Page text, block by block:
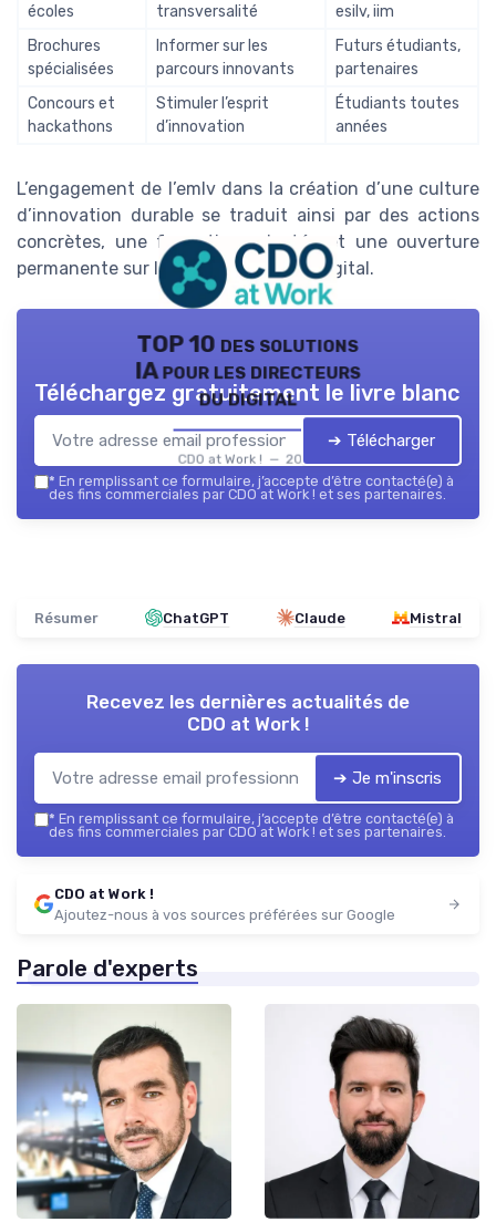
écoles
transversalité
esilv, iim
Brochures
spécialisées
Informer sur les
parcours innovants
Futurs étudiants,
partenaires
Concours et
hackathons
Stimuler l’esprit
d’innovation
Étudiants toutes
années
L’engagement de l’emlv dans la création d’une culture
d’innovation durable se traduit ainsi par des actions
concrètes, une formation adaptée et une ouverture
permanente sur l’international et le digital.
TOP 10 des solutions
IA pour les directeurs
du digital
CDO at Work ! — 2026
Téléchargez gratuitement le livre blanc
➔ Télécharger
* En remplissant ce formulaire, j’accepte d’être contacté(e) à
des fins commerciales par CDO at Work ! et ses partenaires.
Résumer ChatGPT Claude Mistral
Recevez les dernières actualités de
CDO at Work !
➔ Je m'inscris
* En remplissant ce formulaire, j’accepte d’être contacté(e) à
des fins commerciales par CDO at Work ! et ses partenaires.
CDO at Work !
Ajoutez-nous à vos sources préférées sur Google
Parole d'experts